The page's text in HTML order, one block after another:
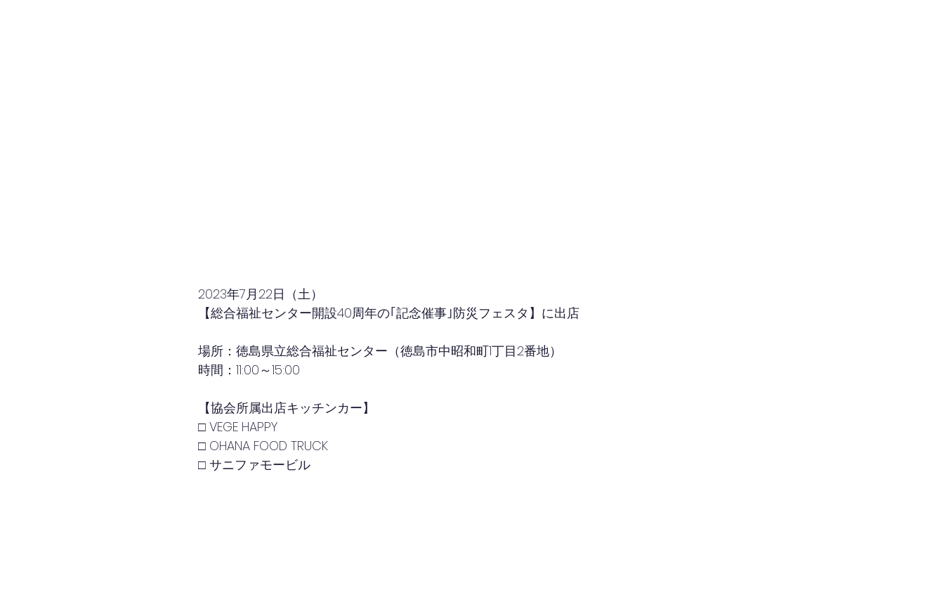
2023年7月22日（土）
【総合福祉センター開設40周年の｢記念催事｣防災フェスタ】に出店
場所：徳島県立総合福祉センター（徳島市中昭和町1丁目2番地）
時間：11:00～15:00
【協会所属出店キッチンカー】
□ VEGE HAPPY
□ OHANA FOOD TRUCK
□ サニファモービル